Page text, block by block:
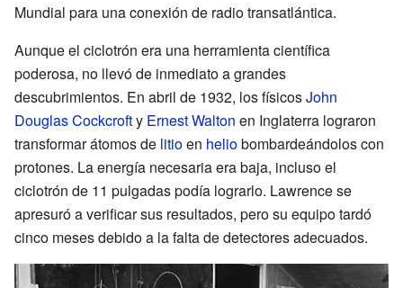
Mundial para una conexión de radio transatlántica.
Aunque el ciclotrón era una herramienta científica
poderosa, no llevó de inmediato a grandes
descubrimientos. En abril de 1932, los físicosJohn
Douglas Cockcrofty Ernest Walton en Inglaterra lograron
transformar átomos de litioen heliobombardeándolos con
protones. La energía necesaria era baja, incluso el
ciclotrón de 11 pulgadas podía lograrlo. Lawrence se
apresuró a verificar sus resultados, pero su equipo tardó
cinco meses debido a la falta de detectores adecuados.